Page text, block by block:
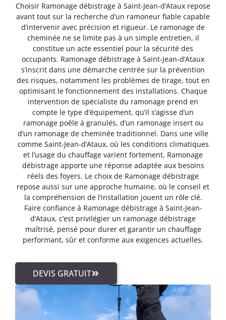
Choisir Ramonage débistrage à Saint-Jean-d’Ataux repose
avant tout sur la recherche d’un ramoneur fiable capable
d’intervenir avec précision et rigueur. Le ramonage de
cheminée ne se limite pas à un simple entretien, il
constitue un acte essentiel pour la sécurité des
occupants. Ramonage débistrage à Saint-Jean-d’Ataux
s’inscrit dans une démarche centrée sur la prévention
des risques, notamment les problèmes de tirage, tout en
optimisant le fonctionnement des installations. Chaque
intervention de spécialiste du ramonage prend en
compte le type d’équipement, qu’il s’agisse d’un
ramonage poêle à granulés, d’un ramonage insert ou
d’un ramonage de cheminée traditionnel. Dans une ville
comme Saint-Jean-d’Ataux, où les conditions climatiques
et l’usage du chauffage varient fortement, Ramonage
débistrage apporte une réponse adaptée aux besoins
réels des foyers. Le choix de Ramonage débistrage
repose aussi sur une approche humaine, où le conseil et
la compréhension de l’installation jouent un rôle clé.
Faire confiance à Ramonage débistrage à Saint-Jean-
d’Ataux, c’est privilégier un ramonage débistrage
maîtrisé, pensé pour durer et garantir un chauffage
performant, sûr et conforme aux exigences actuelles.
DEVIS GRATUIT